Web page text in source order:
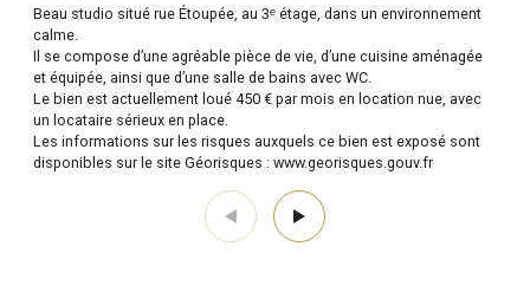
Beau studio situé rue Étoupée, au 3ᵉ étage, dans un environnement
calme.
Il se compose d’une agréable pièce de vie, d’une cuisine aménagée
et équipée, ainsi que d’une salle de bains avec WC.
Le bien est actuellement loué 450 € par mois en location nue, avec
un locataire sérieux en place.
Les informations sur les risques auxquels ce bien est exposé sont
disponibles sur le site Géorisques : www.georisques.gouv.fr